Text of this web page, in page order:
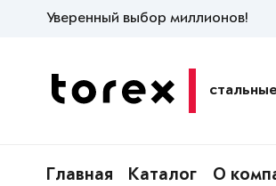
Уверенный выбор миллионов!
Главная Каталог О